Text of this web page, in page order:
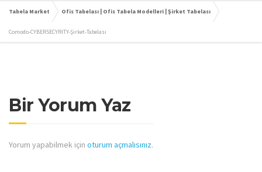
Tabela Market Ofis Tabelası | Ofis Tabela Modelleri | Şirket Tabelası
Comodo-CYBERSECYRITY-Şirket-Tabelası
Bir Yorum Yaz
Yorum yapabilmek için oturum açmalısınız.